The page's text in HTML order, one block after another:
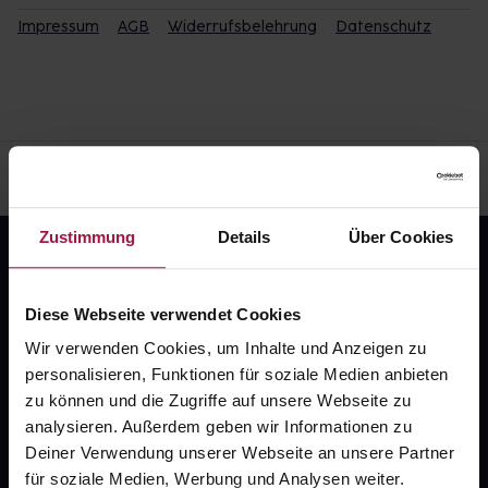
Zustimmung Details Über Cookies
Diese Webseite verwendet Cookies
Wir verwenden Cookies, um Inhalte und Anzeigen zu
personalisieren, Funktionen für soziale Medien anbieten
zu können und die Zugriffe auf unsere Webseite zu
analysieren. Außerdem geben wir Informationen zu
Deiner Verwendung unserer Webseite an unsere Partner
für soziale Medien, Werbung und Analysen weiter.
Impressum AGB Widerrufsbelehrung Datenschutz
Fragen zu Deiner Bestellung?
Kontakt